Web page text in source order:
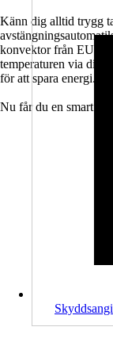
Känn dig alltid trygg
konvektor från
temperaturen via ditt
för att spara energi.
Nu får du en smart